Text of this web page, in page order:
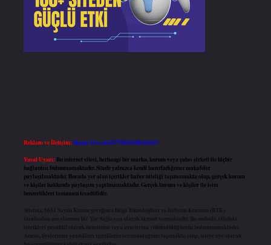
Reklam ve İletişim:Skype: live:.cid.575569c608265c69
Yasal Uyarı: Bu internet sitesi, herhangi bir marka, kurum veya şahıs şirketi ile hiçbir
bağlantısı bulunmamaktadır. Sitede yalnızca kendi hazırladığımız makaleler
paylaşılmaktadır. Burada yer alan içerikler haber niteliği taşımamakta olup, gerçek kurum
ve kişiler hakkında paylaşım yapılmamaktadır. Gerçek kurum ve kişiler ile isim
benzerlikleri tamamen tesadüfidir.
Sitemiz, 5651 Sayılı Kanun gereğince Bilgi Teknolojileri ve İletişim Kurumu (BTK)
tarafından onaylanmış bir Yer Sağlayıcı olarak hizmet vermektedir. Bu nedenle, sitedeki
içerikleri proaktif olarak denetleme veya araştırma yükümlülüğümüz bulunmamaktadır.
Ancak, üyelerimiz yazdıkları içeriklerin sorumluluğunu taşımakta olup, siteye üye olarak